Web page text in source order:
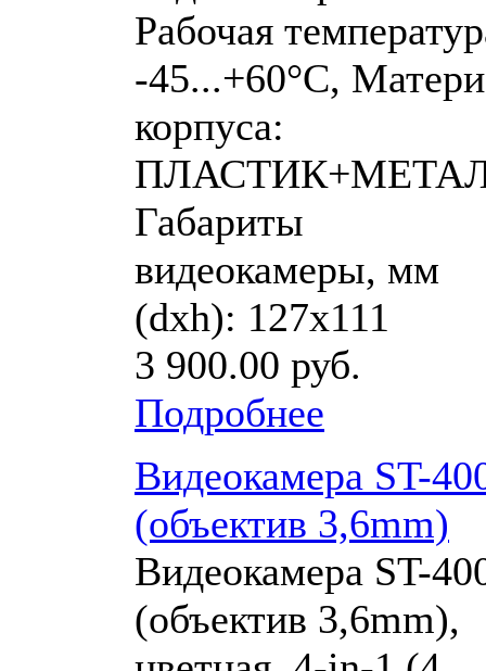
Рабочая
-45...+60°C,
корпуса:
Габариты
видеокамеры, мм
(dхh): 127х111
3 900.00 руб.
Подробнее
Видеокамера ST-
(объектив 3,6mm)
Видеокамера ST-
(объектив 3,6mm),